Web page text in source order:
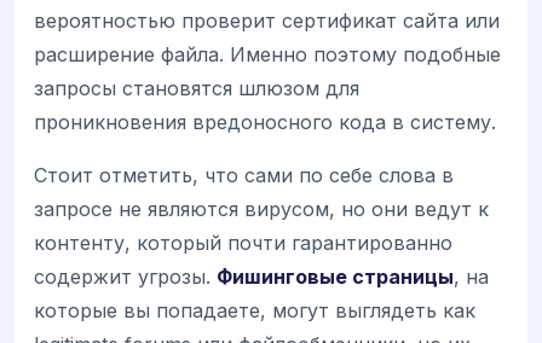
вероятностью проверит сертификат сайта или
расширение файла. Именно поэтому подобные
запросы становятся шлюзом для
проникновения вредоносного кода в систему.
Стоит отметить, что сами по себе слова в
запросе не являются вирусом, но они ведут к
контенту, который почти гарантированно
содержит угрозы. Фишинговые страницы, на
которые вы попадаете, могут выглядеть как